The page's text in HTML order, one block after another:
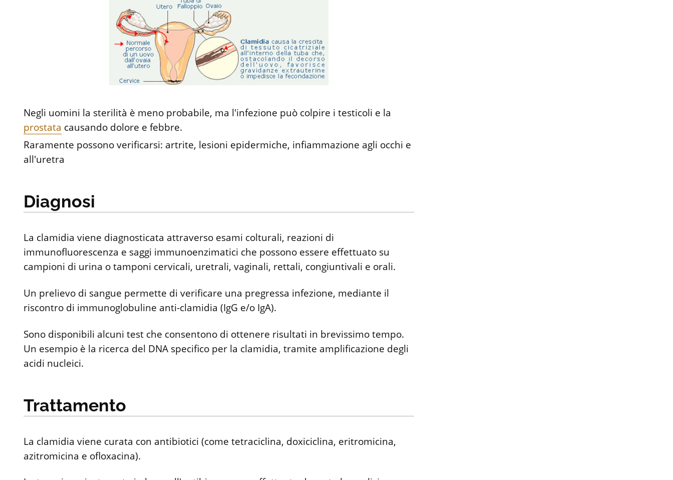
Negli uomini la sterilità è meno probabile, ma l'infezione può colpire i testicoli e la
prostata causando dolore e febbre.
Raramente possono verificarsi: artrite, lesioni epidermiche, infiammazione agli occhi e
all'uretra
Diagnosi
La clamidia viene diagnosticata attraverso esami colturali, reazioni di
immunofluorescenza e saggi immunoenzimatici che possono essere effettuato su
campioni di urina o tamponi cervicali, uretrali, vaginali, rettali, congiuntivali e orali.
Un prelievo di sangue permette di verificare una pregressa infezione, mediante il
riscontro di immunoglobuline anti-clamidia (IgG e/o IgA).
Sono disponibili alcuni test che consentono di ottenere risultati in brevissimo tempo.
Un esempio è la ricerca del DNA specifico per la clamidia, tramite amplificazione degli
acidi nucleici.
Trattamento
La clamidia viene curata con antibiotici (come tetraciclina, doxiciclina, eritromicina,
azitromicina e ofloxacina).